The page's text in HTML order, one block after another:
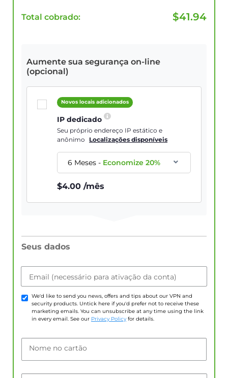
Total cobrado: $41.94
Aumente sua segurança on-line
(opcional)
Novos locais adicionados
IP dedicado
Seu próprio endereço IP estático e
anônimo
Localizações disponíveis
6 Meses- Economize20%
$4.00 /mês
Seus dados
Email (necessário para ativação da conta)
We'd like to send you news, offers and tips about our VPN and
security products. Untick here if you'd prefer not to receive these
marketing emails. You can unsubscribe at any time using the link
in every email. See our Privacy Policy for details.
Nome no cartão